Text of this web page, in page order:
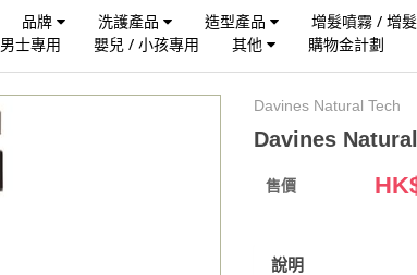
品牌 洗護產品 造型產品 增髮噴霧 / 增
男士專用 嬰兒 / 小孩專用 其他 購物金計劃
Davines Natural Tech
Davines
售價
說明